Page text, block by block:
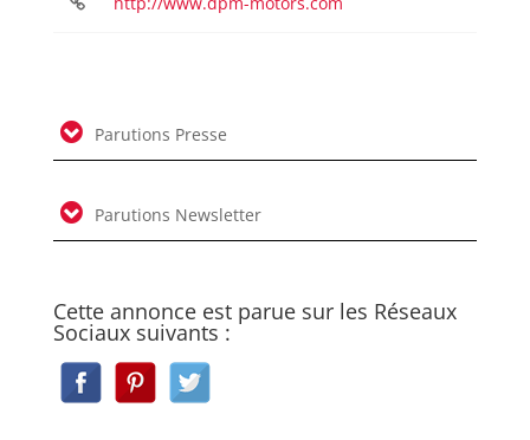
Parutions Presse
Parutions Newsletter
Cette annonce est parue sur les Réseaux
Sociaux suivants :